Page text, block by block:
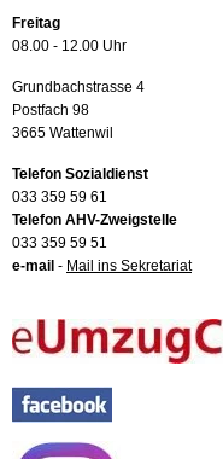
Freitag
08.00 - 12.00 Uhr
Grundbachstrasse 4
Postfach 98
3665 Wattenwil
Telefon Sozialdienst
033 359 59 61
Telefon AHV-Zweigstelle
033 359 59 51
e-mail - Mail ins Sekretariat